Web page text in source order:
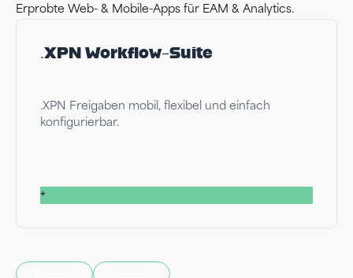
Erprobte Web- & Mobile-Apps für EAM & Analytics.
.XPN Workflow-Suite
.XPN Freigaben mobil, flexibel und einfach
konfigurierbar.
+